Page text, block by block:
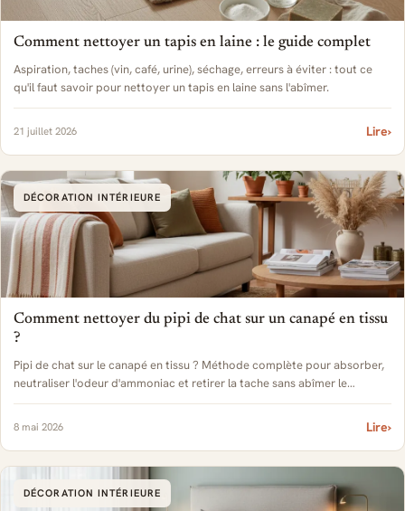
Comment nettoyer un tapis en laine : le guide complet
Aspiration, taches (vin, café, urine), séchage, erreurs à éviter : tout ce
qu'il faut savoir pour nettoyer un tapis en laine sans l'abîmer.
21 juillet 2026 Lire›
DÉCORATION INTÉRIEURE
Comment nettoyer du pipi de chat sur un canapé en tissu
?
Pipi de chat sur le canapé en tissu ? Méthode complète pour absorber,
neutraliser l'odeur d'ammoniac et retirer la tache sans abîmer le
revêtement.
8 mai 2026 Lire›
DÉCORATION INTÉRIEURE